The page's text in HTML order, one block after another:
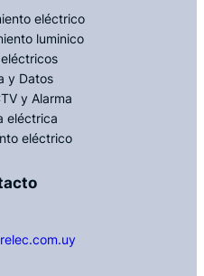
eléctrico
luminico
y Datos
y Alarma
eléctrica
eléctrico